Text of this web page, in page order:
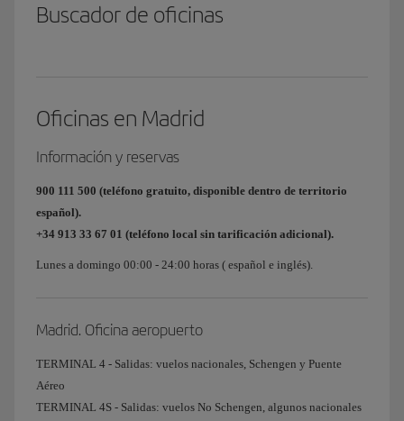
Buscador de oficinas
Oficinas en Madrid
Información y reservas
900 111 500 (teléfono gratuito, disponible dentro de territorio
español).
+34 913 33 67 01 (teléfono local sin tarificación adicional).
Lunes a domingo 00:00 - 24:00 horas ( español e inglés).
Madrid. Oficina aeropuerto
TERMINAL 4 - Salidas: vuelos nacionales, Schengen y Puente
Aéreo
TERMINAL 4S - Salidas: vuelos No Schengen, algunos nacionales